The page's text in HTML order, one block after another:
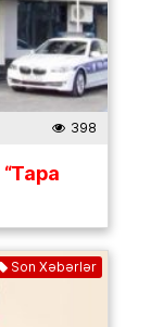
398
“Tapa
Son Xəbərlər